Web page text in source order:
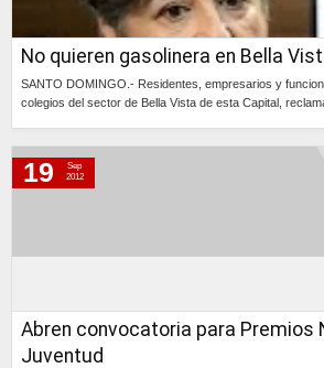
No quieren gasolinera en Bella
SANTO DOMINGO.- Residentes, empresarios y
colegios del sector de Bella Vista de esta Capital,
Abren convocatoria para Premios
Juventud
19
Sep
2012